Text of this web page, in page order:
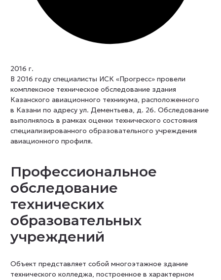
2016 г.
В 2016 году специалисты ИСК «Прогресс» провели
комплексное техническое обследование здания
Казанского авиационного техникума, расположенного
в Казани по адресу ул. Дементьева, д. 26. Обследование
выполнялось в рамках оценки технического состояния
специализированного образовательного учреждения
авиационного профиля.
Профессиональное
обследование
технических
образовательных
учреждений
Объект представляет собой многоэтажное здание
технического колледжа, построенное в характерном